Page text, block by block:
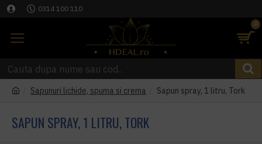
0314 100 110
0
Sapunuri lichide, spuma si crema Sapun spray, 1 litru, Tork
SAPUN SPRAY, 1 LITRU, TORK